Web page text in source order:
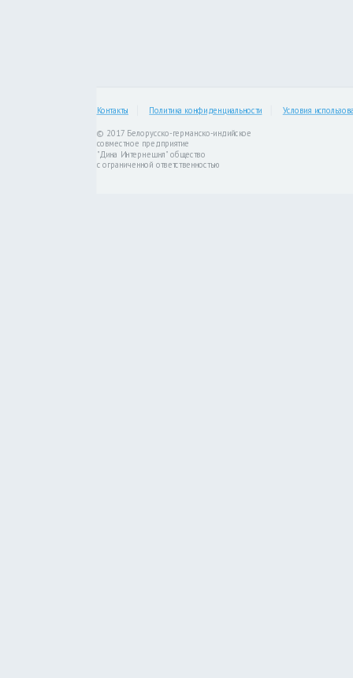
Контакты Политика конфиденциальности Условия
© 2017 Белорусско-германско-индийское
совместное предприятие
"Дина Интернешнл" общество
с ограниченной ответственностью